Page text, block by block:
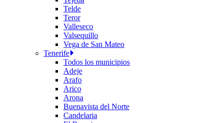
Telde
Teror
Valleseco
Valsequillo
Vega de San Mateo
Tenerife
Todos los municipios
Adeje
Arafo
Arico
Arona
Buenavista del Norte
Candelaria